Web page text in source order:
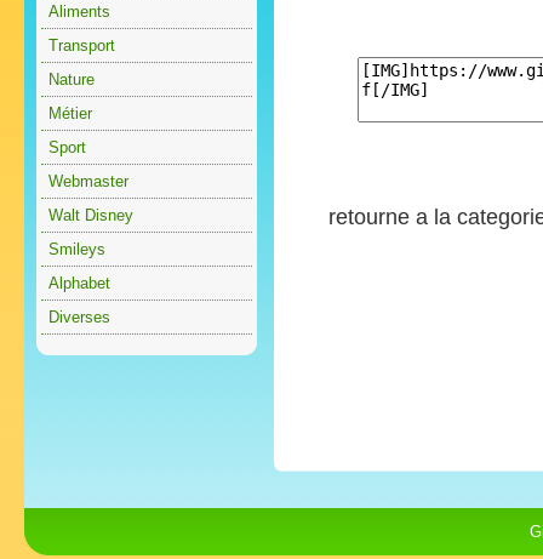
Aliments
Transport
Nature
Métier
Sport
Webmaster
Walt Disney
Smileys
Alphabet
Diverses
retourne a la